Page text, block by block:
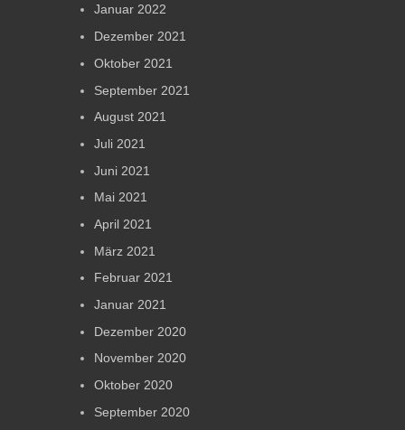
Januar 2022
Dezember 2021
Oktober 2021
September 2021
August 2021
Juli 2021
Juni 2021
Mai 2021
April 2021
März 2021
Februar 2021
Januar 2021
Dezember 2020
November 2020
Oktober 2020
September 2020